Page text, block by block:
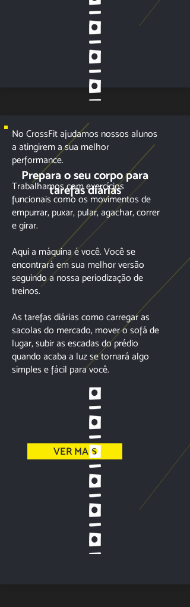
Prepara o seu corpo para
tarefas diárias
No CrossFit ajudamos nossos alunos
a atingirem a sua melhor
performance.
Trabalhamos com exercícios
funcionais como os movimentos de
empurrar, puxar, pular, agachar, correr
e girar.
Aqui a máquina é você. Você se
encontrará em sua melhor versão
seguindo a nossa periodização de
treinos.
As tarefas diárias como carregar as
sacolas do mercado, mover o sofá de
lugar, subir as escadas do prédio
quando acaba a luz se tornará algo
simples e fácil para você.
VER MAIS